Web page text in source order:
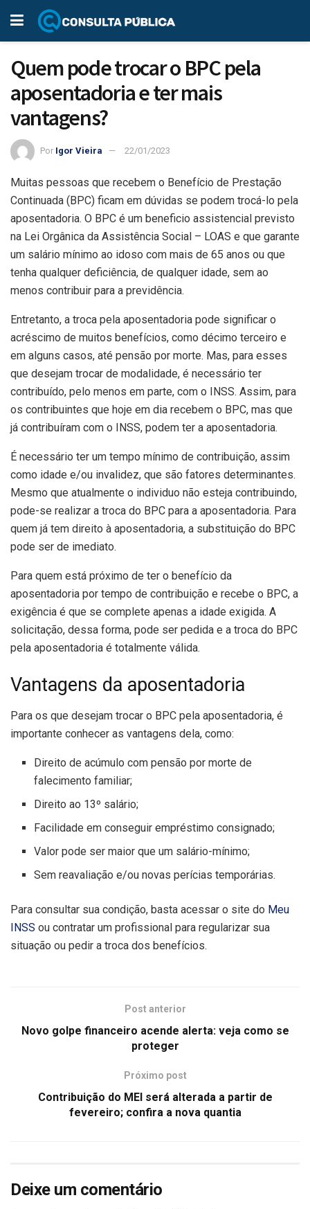
Quem pode trocar o BPC pela
aposentadoria e ter mais
vantagens?
Por Igor Vieira 22/01/2023
Muitas pessoas que recebem o Benefício de Prestação
Continuada (BPC) ficam em dúvidas se podem trocá-lo pela
aposentadoria. O BPC é um beneficio assistencial previsto
na Lei Orgânica da Assistência Social – LOAS e que garante
um salário mínimo ao idoso com mais de 65 anos ou que
tenha qualquer deficiência, de qualquer idade, sem ao
menos contribuir para a previdência.
Entretanto, a troca pela aposentadoria pode significar o
acréscimo de muitos benefícios, como décimo terceiro e
em alguns casos, até pensão por morte. Mas, para esses
que desejam trocar de modalidade, é necessário ter
contribuído, pelo menos em parte, com o INSS. Assim, para
os contribuintes que hoje em dia recebem o BPC, mas que
já contribuíram com o INSS, podem ter a aposentadoria.
É necessário ter um tempo mínimo de contribuição, assim
como idade e/ou invalidez, que são fatores determinantes.
Mesmo que atualmente o individuo não esteja contribuindo,
pode-se realizar a troca do BPC para a aposentadoria. Para
quem já tem direito à aposentadoria, a substituição do BPC
pode ser de imediato.
Para quem está próximo de ter o benefício da
aposentadoria por tempo de contribuição e recebe o BPC, a
exigência é que se complete apenas a idade exigida. A
solicitação, dessa forma, pode ser pedida e a troca do BPC
pela aposentadoria é totalmente válida.
Vantagens da aposentadoria
Para os que desejam trocar o BPC pela aposentadoria, é
importante conhecer as vantagens dela, como:
Direito de acúmulo com pensão por morte de
falecimento familiar;
Direito ao 13º salário;
Facilidade em conseguir empréstimo consignado;
Valor pode ser maior que um salário-mínimo;
Sem reavaliação e/ou novas perícias temporárias.
Para consultar sua condição, basta acessar o site do Meu
INSS ou contratar um profissional para regularizar sua
situação ou pedir a troca dos benefícios.
Post anterior
Novo golpe financeiro acende alerta: veja como se
proteger
Próximo post
Contribuição do MEI será alterada a partir de
fevereiro; confira a nova quantia
Deixe um comentário